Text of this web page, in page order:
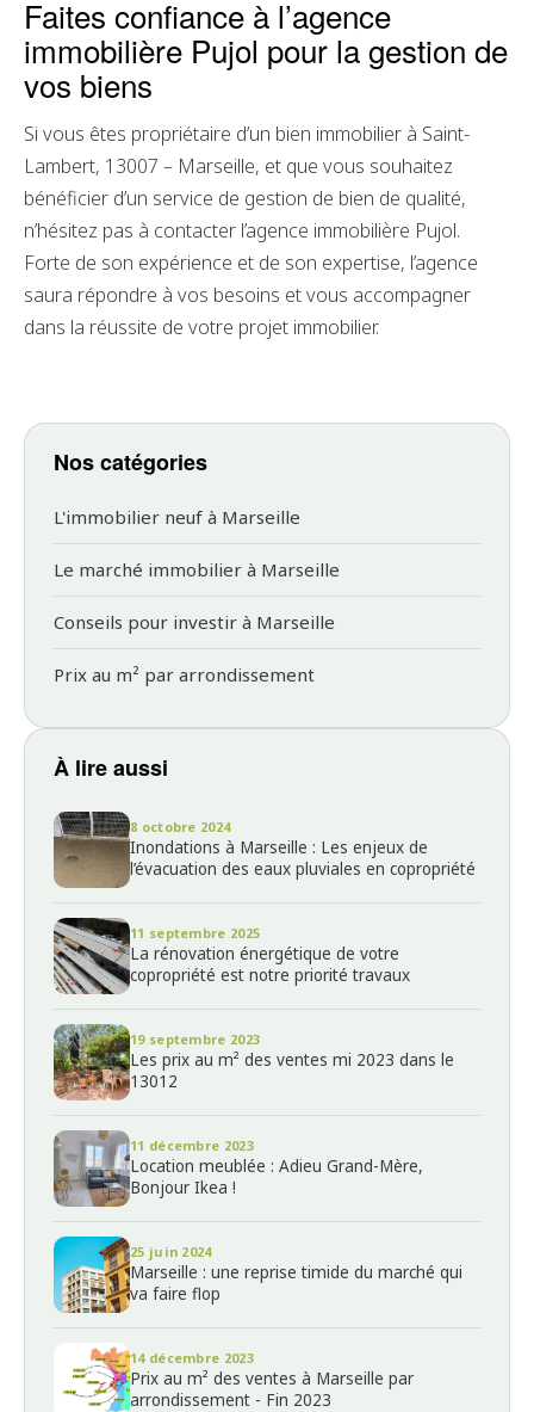
Faites confiance à l’agence
immobilière Pujol pour la gestion de
vos biens
Si vous êtes propriétaire d’un bien immobilier à Saint-
Lambert, 13007 – Marseille, et que vous souhaitez
bénéficier d’un service de gestion de bien de qualité,
n’hésitez pas à contacter l’agence immobilière Pujol.
Forte de son expérience et de son expertise, l’agence
saura répondre à vos besoins et vous accompagner
dans la réussite de votre projet immobilier.
Nos catégories
L'immobilier neuf à Marseille
Le marché immobilier à Marseille
Conseils pour investir à Marseille
Prix au m² par arrondissement
À lire aussi
8 octobre 2024
Inondations à Marseille : Les enjeux de
l’évacuation des eaux pluviales en copropriété
11 septembre 2025
La rénovation énergétique de votre
copropriété est notre priorité travaux
19 septembre 2023
Les prix au m² des ventes mi 2023 dans le
13012
11 décembre 2023
Location meublée : Adieu Grand-Mère,
Bonjour Ikea !
25 juin 2024
Marseille : une reprise timide du marché qui
va faire flop
14 décembre 2023
Prix au m² des ventes à Marseille par
arrondissement - Fin 2023